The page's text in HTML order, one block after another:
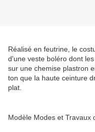
Réalisé en feutrine, le
d'une veste boléro dont
sur une chemise plastron
ton que la haute ceinture
plat.
Modèle Modes et Travaux